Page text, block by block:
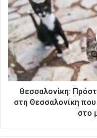
ή
σ
α
ς
δ
ι
ε
ύ
η
Θεσσαλονίκη:
στη Θεσσαλονίκη που
στο